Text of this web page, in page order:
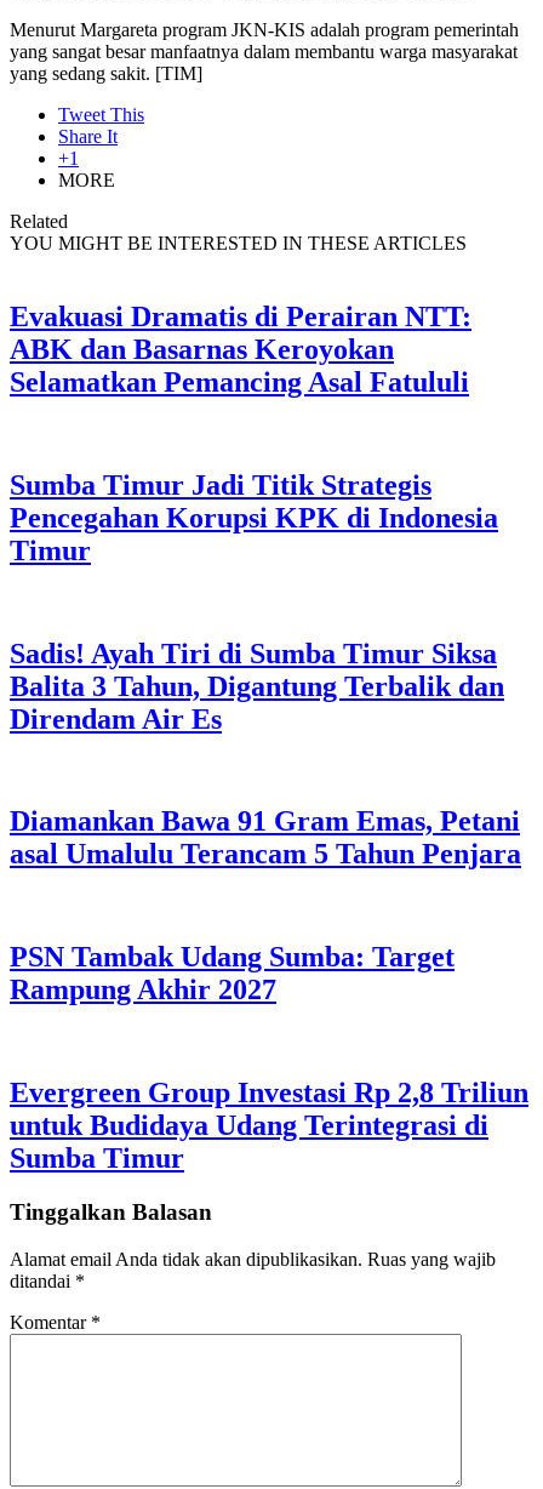
Menurut Margareta program JKN-KIS adalah program pemerintah
yang sangat besar manfaatnya dalam membantu warga masyarakat
yang sedang sakit. [TIM]
Tweet This
Share It
+1
MORE
Related
YOU MIGHT BE INTERESTED IN THESE ARTICLES
Evakuasi Dramatis di Perairan NTT:
ABK dan Basarnas Keroyokan
Selamatkan Pemancing Asal Fatululi
Sumba Timur Jadi Titik Strategis
Pencegahan Korupsi KPK di Indonesia
Timur
Sadis! Ayah Tiri di Sumba Timur Siksa
Balita 3 Tahun, Digantung Terbalik dan
Direndam Air Es
Diamankan Bawa 91 Gram Emas, Petani
asal Umalulu Terancam 5 Tahun Penjara
PSN Tambak Udang Sumba: Target
Rampung Akhir 2027
Evergreen Group Investasi Rp 2,8 Triliun
untuk Budidaya Udang Terintegrasi di
Sumba Timur
Tinggalkan Balasan
Alamat email Anda tidak akan dipublikasikan. Ruas yang wajib
ditandai *
Komentar *